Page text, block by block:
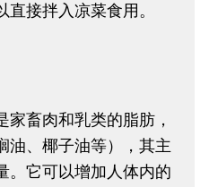
接拌入凉菜食用。
畜肉和乳类的脂肪，
油、椰子油等），其主
。它可以增加人体内的